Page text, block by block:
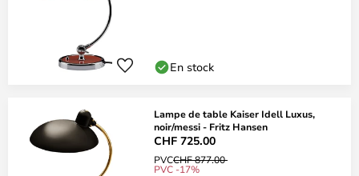
En stock
Lampe de table Kaiser Idell Luxus,
noir/messi - Fritz Hansen
CHF 725.00
PVCCHF 877.00
PVC -17%